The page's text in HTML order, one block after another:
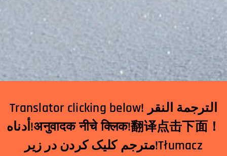
Translator clicking below! الترجمة النقر
أدناه!अनुवादक नीचे क्लिक!翻译点击下面！
مترجم کلیک کردن در زیر!Tłumacz